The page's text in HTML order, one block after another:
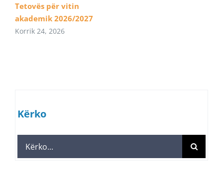
Tetovës për vitin
akademik 2026/2027
Korrik 24, 2026
Kërko
Search
for: